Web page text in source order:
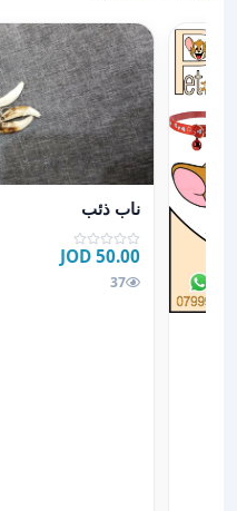
عرض تفاصيل ناب ذئب
ناب ذئب
50.00 JOD
37